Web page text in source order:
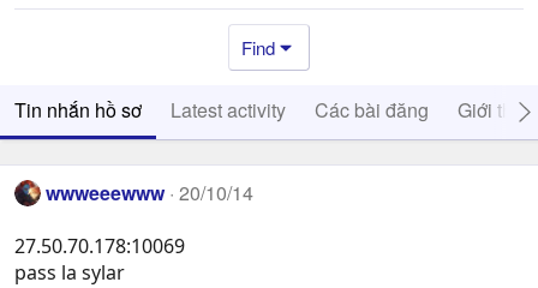
Find
Tin nhắn hồ sơ Latest activity Các bài đăng Giới thiệu
wwweeewww 20/10/14
27.50.70.178:10069
pass la sylar